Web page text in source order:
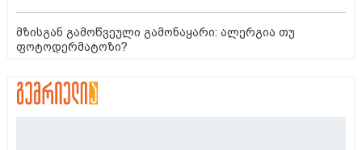
მზისგან გამოწვეული გამონაყარი: ალერგია თუ
ფოტოდერმატოზი?